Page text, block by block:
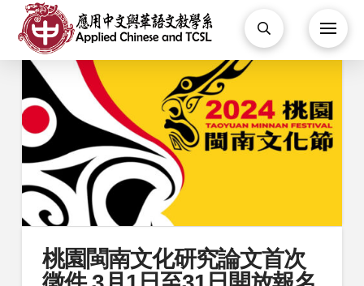
桃園閩南文化研究論文首次